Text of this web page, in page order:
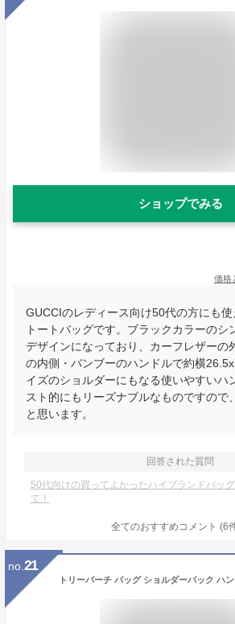
ショップでみる
価格
GUCCIのレディース向け50代の方にも
トートバッグです。ブラックカラーのシ
デザインになっており、カーフレザーの
の内側・バンブーのハンドルで約横
イズのショルダーにもなる使いやすいハ
スト的にもリーズナブルなものですので
と思います。
回答された質問
50代向けの買ってよかったハイブランドバッ
て！
全てのおすすめコメント (6
no. 21